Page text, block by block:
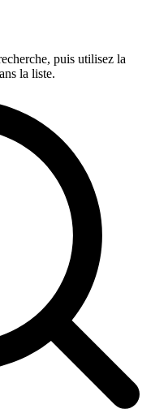
puis utilisez la
la liste.